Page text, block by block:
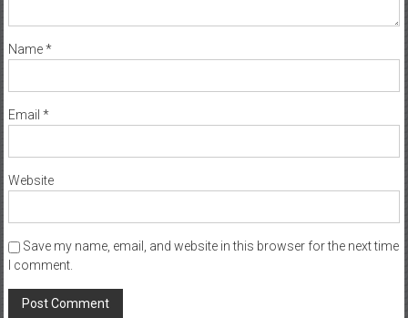
Name*
Email *
Website
Save my name, email, and website in this browser for the next time
I comment.